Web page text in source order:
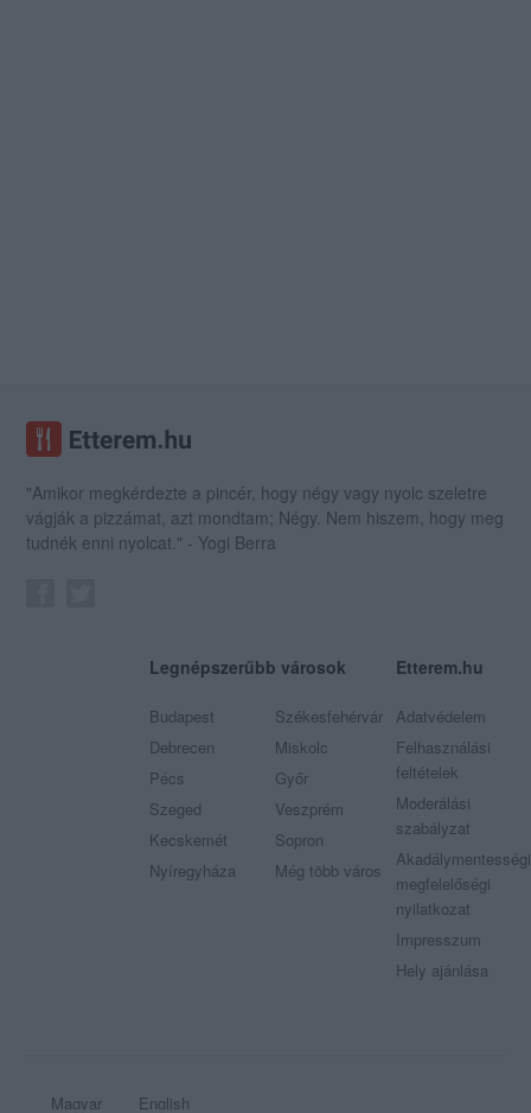
"Amikor megkérdezte a pincér, hogy négy vagy nyolc szeletre
vágják a pizzámat, azt mondtam; Négy. Nem hiszem, hogy meg
tudnék enni nyolcat." - Yogi Berra
Legnépszerűbb városok
Budapest
Debrecen
Pécs
Szeged
Kecskemét
Nyíregyháza
Székesfehérvár
Miskolc
Győr
Veszprém
Sopron
Még több város
Etterem.hu
Adatvédelem
Felhasználási
feltételek
Moderálási
szabályzat
Akadálymentességi
megfelelőségi
nyilatkozat
Impresszum
Hely ajánlása
Magyar English